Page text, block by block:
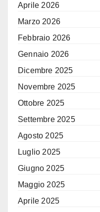
Aprile 2026
Marzo 2026
Febbraio 2026
Gennaio 2026
Dicembre 2025
Novembre 2025
Ottobre 2025
Settembre 2025
Agosto 2025
Luglio 2025
Giugno 2025
Maggio 2025
Aprile 2025